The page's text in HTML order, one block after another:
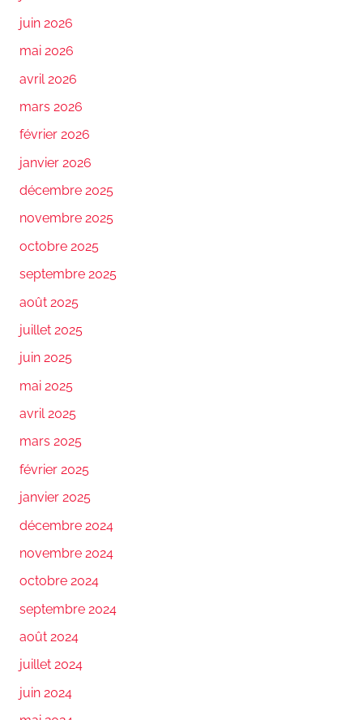
juin 2026
mai 2026
avril 2026
mars 2026
février 2026
janvier 2026
décembre 2025
novembre 2025
octobre 2025
septembre 2025
août 2025
juillet 2025
juin 2025
mai 2025
avril 2025
mars 2025
février 2025
janvier 2025
décembre 2024
novembre 2024
octobre 2024
septembre 2024
août 2024
juillet 2024
juin 2024